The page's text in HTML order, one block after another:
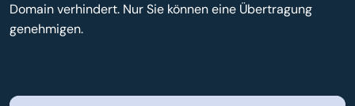
Domain verhindert. Nur Sie können eine Übertragung
genehmigen.